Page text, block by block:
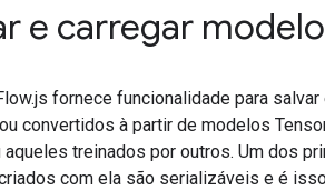
e carregar
fornece funcionalidade para
ou convertidos à partir de modelos
aqueles treinados por outros. Um dos
com ela são serializáveis e é